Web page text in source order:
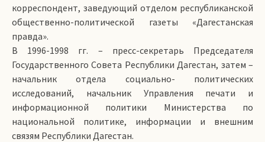
корреспондент, заведующий отделом республиканской
общественно-политической газеты «Дагестанская
правда».
В 1996-1998 гг. – пресс-секретарь Председателя
Государственного Совета Республики Дагестан, затем –
начальник отдела социально- политических
исследований, начальник Управления печати и
информационной политики Министерства по
национальной политике, информации и внешним
связям Республики Дагестан.